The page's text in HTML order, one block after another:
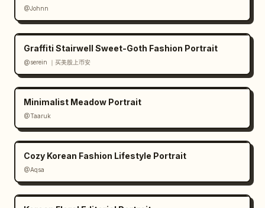
@Johnn
Graffiti Stairwell Sweet-Goth Fashion Portrait
@serein ｜买美股上币安
Minimalist Meadow Portrait
@Taaruk
Cozy Korean Fashion Lifestyle Portrait
@Aqsa